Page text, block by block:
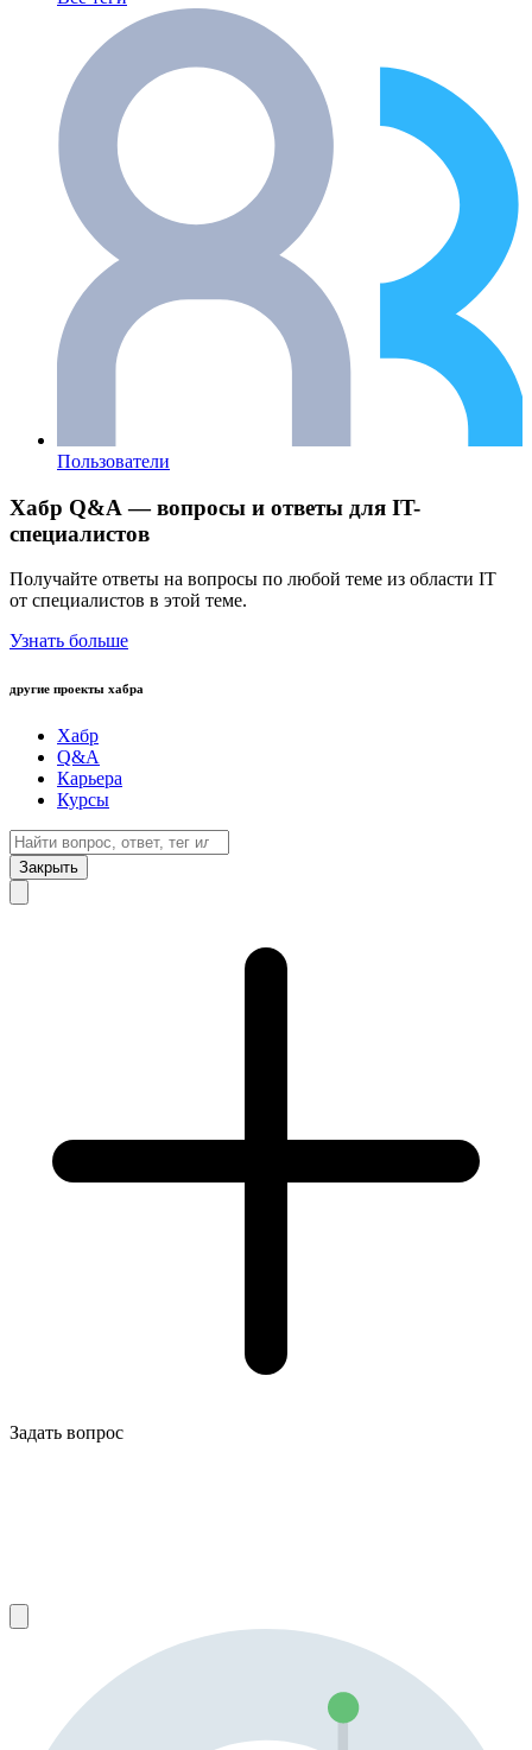
Пользователи
Хабр Q&A — вопросы и ответы для IT-
специалистов
Получайте ответы на вопросы по любой теме из области IT
от специалистов в этой теме.
Узнать больше
другие проекты хабра
Хабр
Q&A
Карьера
Курсы
Закрыть
Задать вопрос